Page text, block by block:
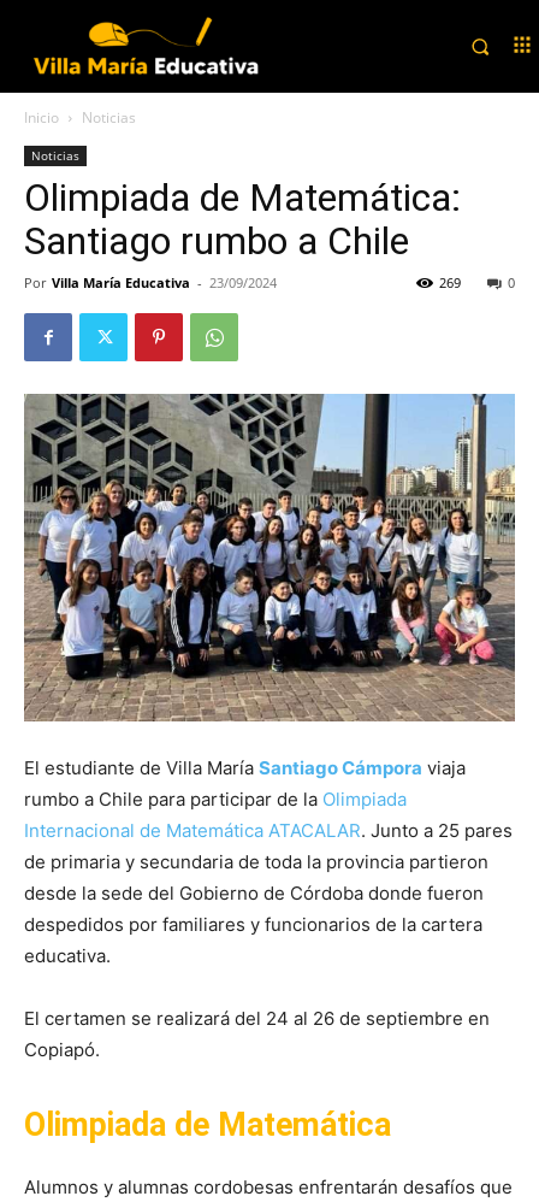
Inicio Noticias
Noticias
Olimpiada de Matemática:
Santiago rumbo a Chile
Por Villa María Educativa - 23/09/2024 0
269
El estudiante de Villa María Santiago Cámpora viaja
rumbo a Chile para participar de la Olimpiada
Internacional de Matemática ATACALAR. Junto a 25 pares
de primaria y secundaria de toda la provincia partieron
desde la sede del Gobierno de Córdoba donde fueron
despedidos por familiares y funcionarios de la cartera
educativa.
El certamen se realizará del 24 al 26 de septiembre en
Copiapó.
Olimpiada de Matemática
Alumnos y alumnas cordobesas enfrentarán desafíos que